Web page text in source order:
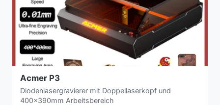
Acmer P3
Diodenlasergravierer mit Doppellaserkopf und
400x390mm Arbeitsbereich